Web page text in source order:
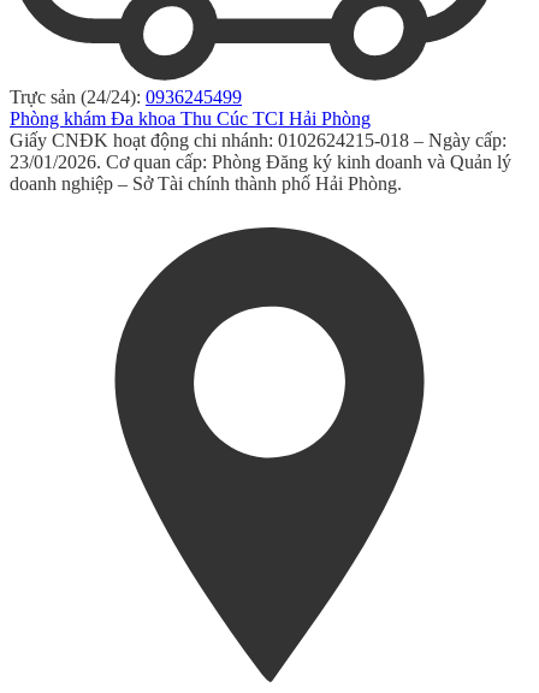
Trực sản (24/24): 0936245499
Phòng khám Đa khoa Thu Cúc TCI Hải Phòng
Giấy CNĐK hoạt động chi nhánh: 0102624215-018 – Ngày cấp:
23/01/2026. Cơ quan cấp: Phòng Đăng ký kinh doanh và Quản lý
doanh nghiệp – Sở Tài chính thành phố Hải Phòng.